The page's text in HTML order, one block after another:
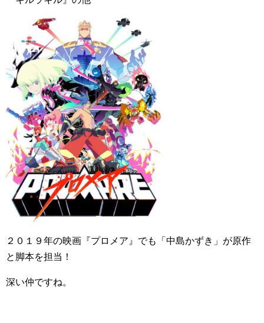
２０１９年の映画『プロメア』でも「中島かずき」が原作
と脚本を担当！
深い仲ですね。